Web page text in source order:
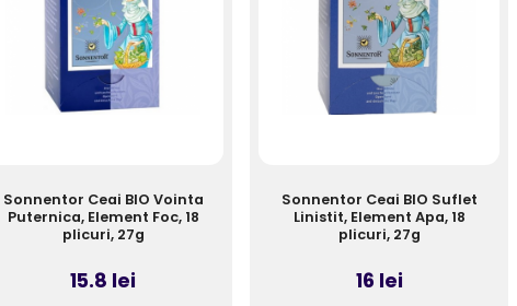
Sonnentor Ceai BIO Vointa
Puternica, Element Foc, 18
plicuri, 27g
15.8 lei
Sonnentor Ceai BIO Suflet
Linistit, Element Apa, 18
plicuri, 27g
16 lei